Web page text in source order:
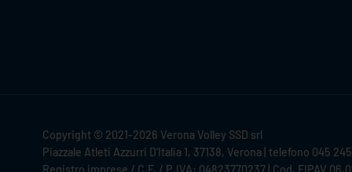
Copyright © 2021-2026 Verona Volley SSD srl
Piazzale Atleti Azzurri D'Italia 1, 37138, Verona | telefono 045
Registro imprese / C.F. / P.IVA: 04823770237 | Cod. FIPAV